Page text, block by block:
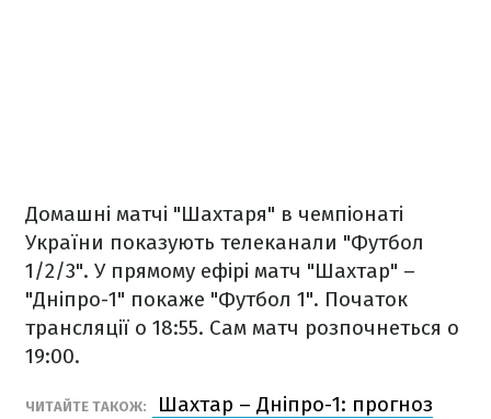
Домашні матчі "Шахтаря" в чемпіонаті
України показують телеканали "Футбол
1/2/3". У прямому ефірі матч "Шахтар" –
"Дніпро-1" покаже "Футбол 1". Початок
трансляції о 18:55. Сам матч розпочнеться о
19:00.
ЧИТАЙТЕ ТАКОЖ:
Шахтар – Дніпро-1: прогноз